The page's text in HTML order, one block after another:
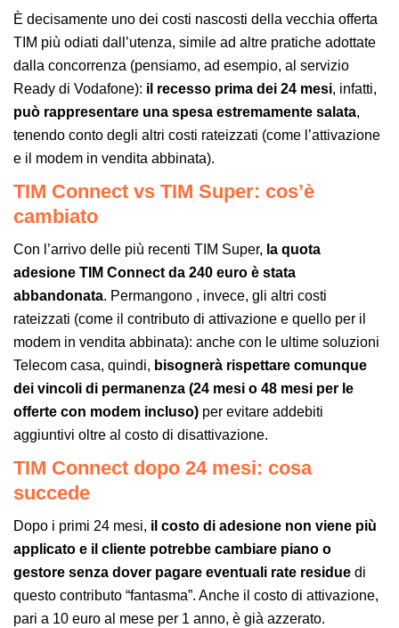
È decisamente uno dei costi nascosti della vecchia offerta
TIM più odiati dall’utenza, simile ad altre pratiche adottate
dalla concorrenza (pensiamo, ad esempio, al servizio
Ready di Vodafone): il recesso prima dei 24 mesi, infatti,
può rappresentare una spesa estremamente salata,
tenendo conto degli altri costi rateizzati (come l’attivazione
e il modem in vendita abbinata).
TIM Connect vs TIM Super: cos’è
cambiato
Con l’arrivo delle più recenti TIM Super, la quota
adesione TIM Connect da 240 euro è stata
abbandonata. Permangono , invece, gli altri costi
rateizzati (come il contributo di attivazione e quello per il
modem in vendita abbinata): anche con le ultime soluzioni
Telecom casa, quindi, bisognerà rispettare comunque
dei vincoli di permanenza (24 mesi o 48 mesi per le
offerte con modem incluso) per evitare addebiti
aggiuntivi oltre al costo di disattivazione.
TIM Connect dopo 24 mesi: cosa
succede
Dopo i primi 24 mesi, il costo di adesione non viene più
applicato e il cliente potrebbe cambiare piano o
gestore senza dover pagare eventuali rate residue di
questo contributo “fantasma”. Anche il costo di attivazione,
pari a 10 euro al mese per 1 anno, è già azzerato.